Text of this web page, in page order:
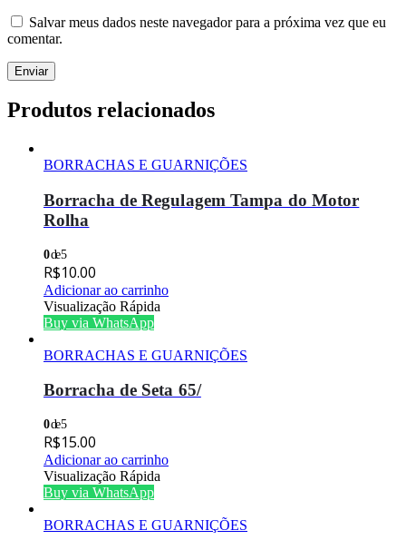
Salvar meus dados neste navegador para a próxima vez que eu
comentar.
Produtos relacionados
BORRACHAS E GUARNIÇÕES
Borracha de Regulagem Tampa do Motor
Rolha
0de 5
R$10.00
Adicionar ao carrinho
Visualização Rápida
Buy via WhatsApp
BORRACHAS E GUARNIÇÕES
Borracha de Seta 65/
0de 5
R$15.00
Adicionar ao carrinho
Visualização Rápida
Buy via WhatsApp
BORRACHAS E GUARNIÇÕES